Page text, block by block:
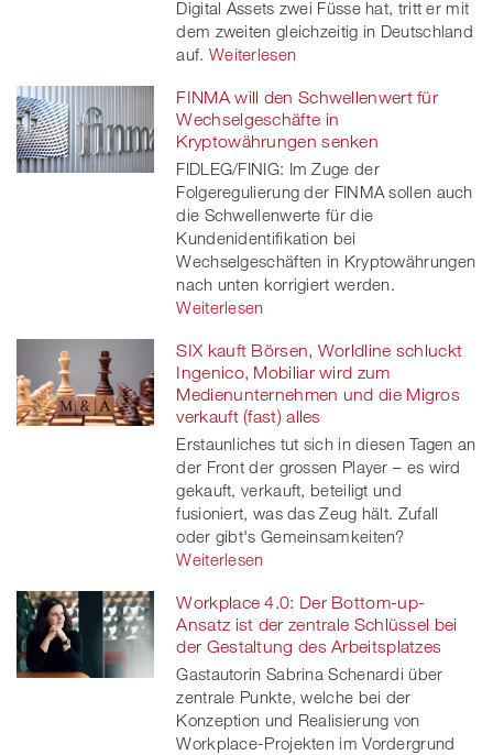
Digital Assets zwei Füsse hat, tritt er mit
dem zweiten gleichzeitig in Deutschland
auf. Weiterlesen
FINMA will den Schwellenwert für
Wechselgeschäfte in
Kryptowährungen senken
FIDLEG/FINIG: Im Zuge der
Folgeregulierung der FINMA sollen auch
die Schwellenwerte für die
Kundenidentifikation bei
Wechselgeschäften in Kryptowährungen
nach unten korrigiert werden.
Weiterlesen
SIX kauft Börsen, Worldline schluckt
Ingenico, Mobiliar wird zum
Medienunternehmen und die Migros
verkauft (fast) alles
Erstaunliches tut sich in diesen Tagen an
der Front der grossen Player – es wird
gekauft, verkauft, beteiligt und
fusioniert, was das Zeug hält. Zufall
oder gibt's Gemeinsamkeiten?
Weiterlesen
Workplace 4.0: Der Bottom-up-
Ansatz ist der zentrale Schlüssel bei
der Gestaltung des Arbeitsplatzes
Gastautorin Sabrina Schenardi über
zentrale Punkte, welche bei der
Konzeption und Realisierung von
Workplace-Projekten im Vordergrund